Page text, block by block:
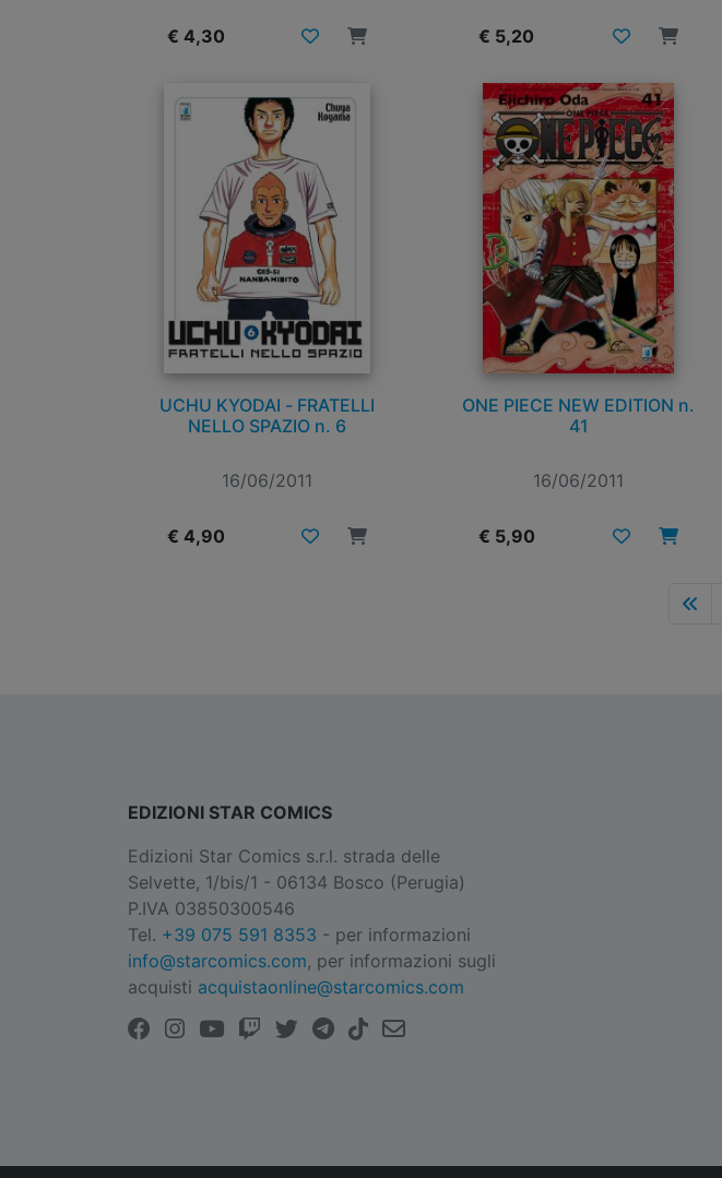
€ 4,30 € 5,20
UCHU KYODAI - FRATELLI
NELLO SPAZIO n. 6
16/06/2011
€ 4,90
ONE PIECE NEW EDITION n.
41
16/06/2011
€ 5,90
EDIZIONI STAR COMICS
Edizioni Star Comics s.r.l. strada delle
Selvette, 1/bis/1 - 06134 Bosco (Perugia)
P.IVA 03850300546
Tel. +39 075 591 8353 - per informazioni
info@starcomics.com, per informazioni sugli
acquisti acquistaonline@starcomics.com